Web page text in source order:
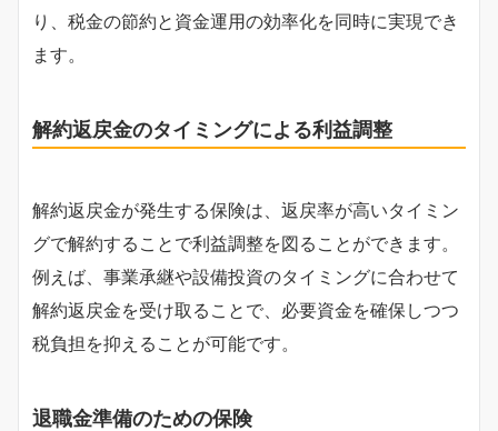
り、税金の節約と資金運用の効率化を同時に実現でき
ます。
解約返戻金のタイミングによる利益調整
解約返戻金が発生する保険は、返戻率が高いタイミン
グで解約することで利益調整を図ることができます。
例えば、事業承継や設備投資のタイミングに合わせて
解約返戻金を受け取ることで、必要資金を確保しつつ
税負担を抑えることが可能です。
退職金準備のための保険